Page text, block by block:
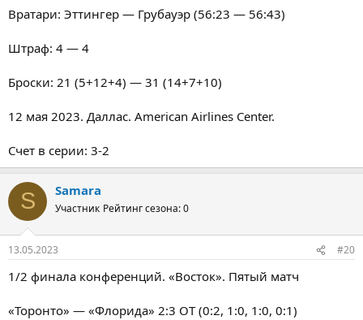
Вратари: Эттингер — Грубауэр (56:23 — 56:43)
Штраф: 4 — 4
Броски: 21 (5+12+4) — 31 (14+7+10)
12 мая 2023. Даллас. American Airlines Center.
Счет в серии: 3-2
S Samara
Участник Рейтинг сезона: 0
13.05.2023 #20
1/2 финала конференций. «Восток». Пятый матч
«Торонто» — «Флорида» 2:3 ОТ (0:2, 1:0, 1:0, 0:1)